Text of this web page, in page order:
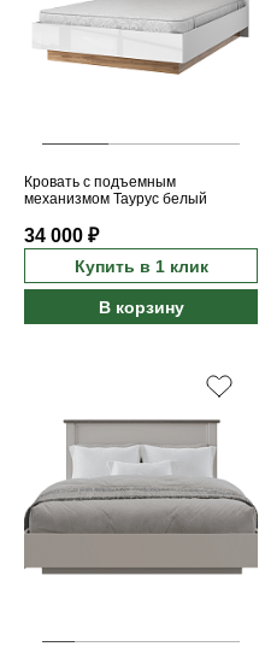
Кровать с подъемным
механизмом Таурус белый
34 000 ₽
Купить в 1 клик
В корзину